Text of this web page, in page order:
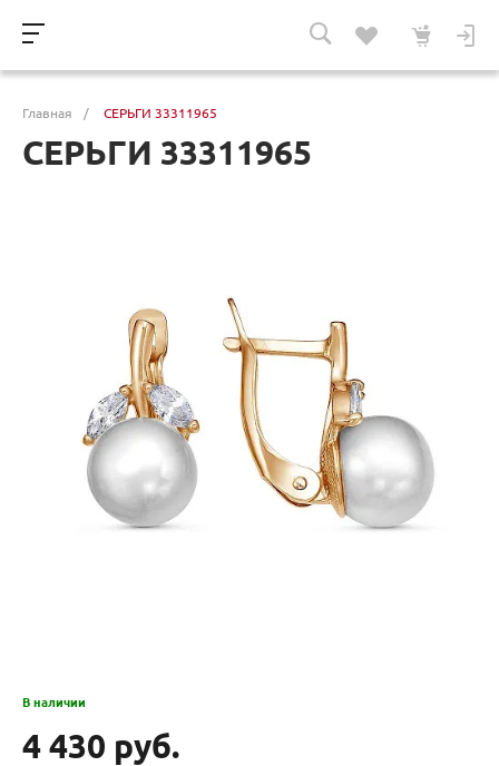
Главная / СЕРЬГИ 33311965
СЕРЬГИ 33311965
В наличии
4 430 руб.